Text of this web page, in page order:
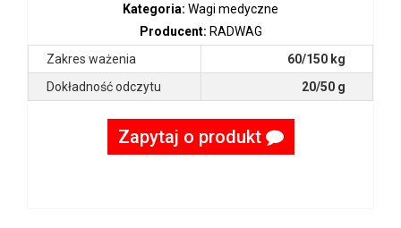
Kategoria: Wagi medyczne
Producent: RADWAG
Zakres ważenia
60/150 kg
Dokładność odczytu
20/50 g
Zapytaj o produkt